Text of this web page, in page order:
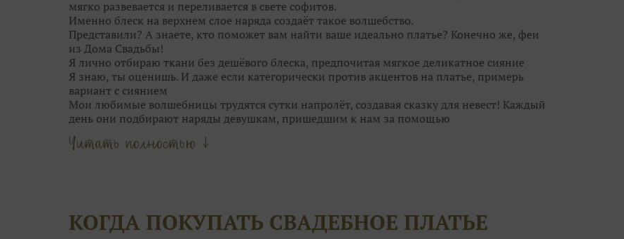
мягко развевается и переливается в свете софитов.
Именно блеск на верхнем слое наряда создаёт такое волшебство.⠀
Представили? А знаете, кто поможет вам найти ваше идеально платье? Конечно же, феи
из Дома Свадьбы!
Я лично отбираю ткани без дешёвого блеска, предпочитая мягкое деликатное сияние
Я знаю, ты оценишь. И даже если категорически против акцентов на платье, примерь
вариант с сиянием
Мои любимые волшебницы трудятся сутки напролёт, создавая сказку для невест! Каждый
день они подбирают наряды девушкам, пришедшим к нам за помощью
Они точно знаю, кому идёт мягкий блеск серебра, а для кого идеальна пудровая дымка.
Мои феечки не только находят для вас идеальное платье, но и туфельки, украшения. И
вопросы, сделать сложный выбор и даже сберегут ваши силы!
А чтобы примерка не была скучной, угостят воздушным шампанским и сладкими
Читать полностью ↓
КОГДА ПОКУПАТЬ СВАДЕБНОЕ ПЛАТЬЕ